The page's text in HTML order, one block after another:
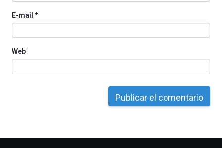
E-mail *
Web